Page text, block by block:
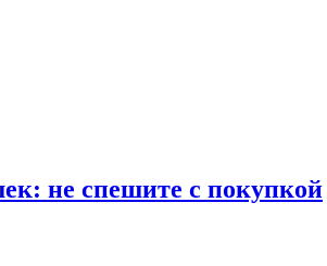
не спешите с покупкой